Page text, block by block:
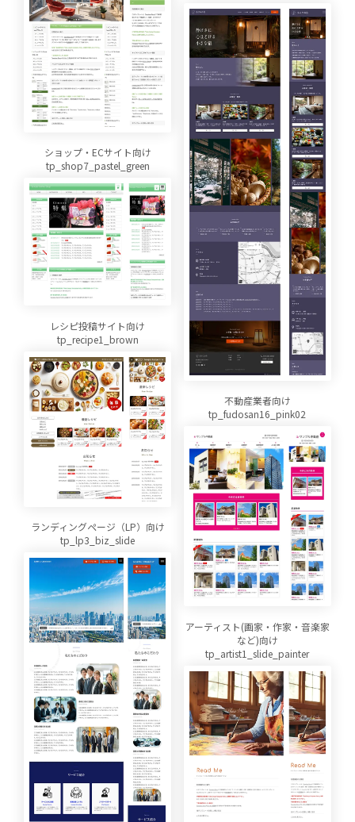
ショップ・ECサイト向け
tp_shop7_pastel_green
レシピ投稿サイト向け
tp_recipe1_brown
不動産業者向け
tp_fudosan16_pink02
ランディングページ（LP）向け
tp_lp3_biz_slide
アーティスト(画家・作家・音楽家
など)向け
tp_artist1_slide_painter